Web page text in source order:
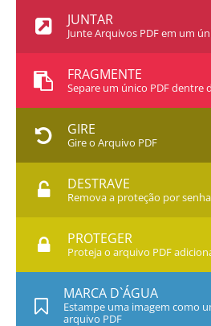
JUNTAR
Junte Arquivos PDF em um
FRAGMENTE
Separe um único PDF dentre
GIRE
Gire o Arquivo PDF
DESTRAVE
Remova a proteção por
PROTEGER
Proteja o arquivo PDF
MARCA D`ÁGUA
Estampe uma imagem como
arquivo PDF